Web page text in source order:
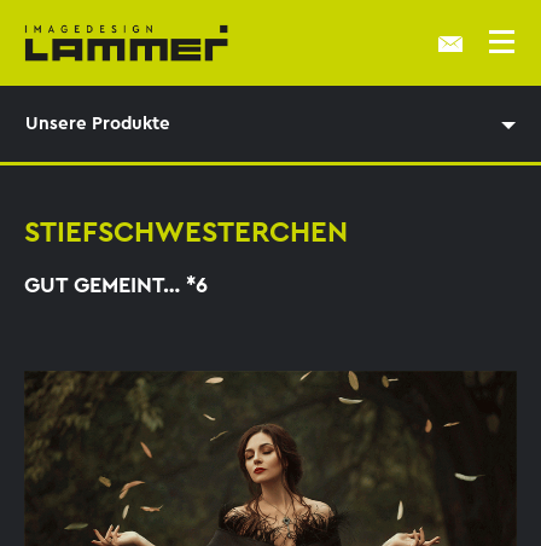
Unsere Produkte
STIEFSCHWESTERCHEN
GUT GEMEINT… *6